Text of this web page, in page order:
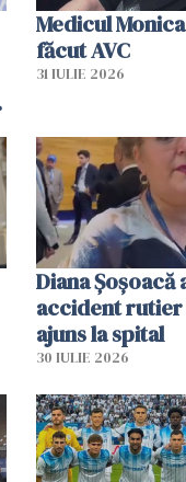
Medicul
făcut AVC
31 IULIE 2026
Diana Șoșoacă
accident rutier
ajuns la spital
30 IULIE 2026